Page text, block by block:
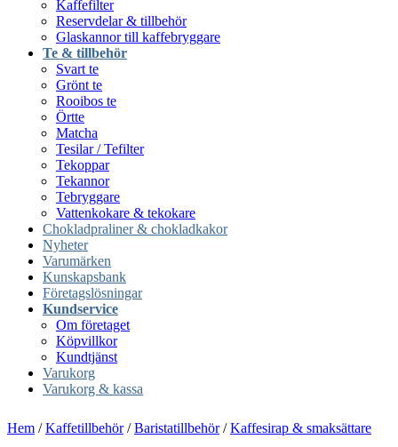
Kaffefilter
Reservdelar & tillbehör
Glaskannor till kaffebryggare
Te & tillbehör
Svart te
Grönt te
Rooibos te
Örtte
Matcha
Tesilar / Tefilter
Tekoppar
Tekannor
Tebryggare
Vattenkokare & tekokare
Chokladpraliner & chokladkakor
Nyheter
Varumärken
Kunskapsbank
Företagslösningar
Kundservice
Om företaget
Köpvillkor
Kundtjänst
Varukorg
Varukorg & kassa
Hem /Kaffetillbehör/Baristatillbehör/Kaffesirap & smaksättare